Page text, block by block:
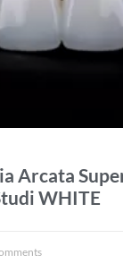
Arcata
WHITE